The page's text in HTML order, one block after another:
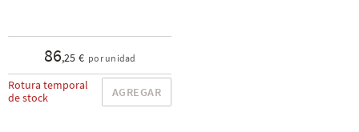
86,25 € por unidad
Rotura temporal
de stock
AGREGAR